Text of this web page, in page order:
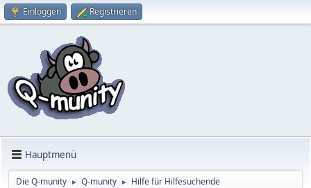
Einloggen Registrieren
Hauptmenü
Die Q-munity ► Q-munity ► Hilfe für Hilfesuchende